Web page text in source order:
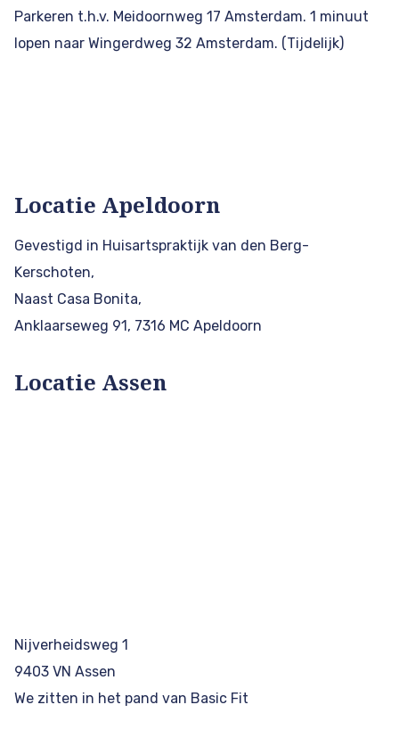
Parkeren t.h.v. Meidoornweg 17 Amsterdam. 1 minuut
lopen naar Wingerdweg 32 Amsterdam. (Tijdelijk)
Locatie Apeldoorn
Gevestigd in Huisartspraktijk van den Berg-
Kerschoten,
Naast Casa Bonita,
Anklaarseweg 91, 7316 MC Apeldoorn
Locatie Assen
Nijverheidsweg 1
9403 VN Assen
We zitten in het pand van Basic Fit